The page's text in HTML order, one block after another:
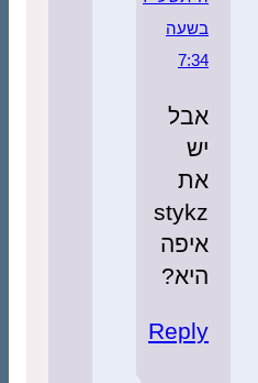
בשעה
7:34
אבל
יש
את
stykz
איפה
היא?
Reply